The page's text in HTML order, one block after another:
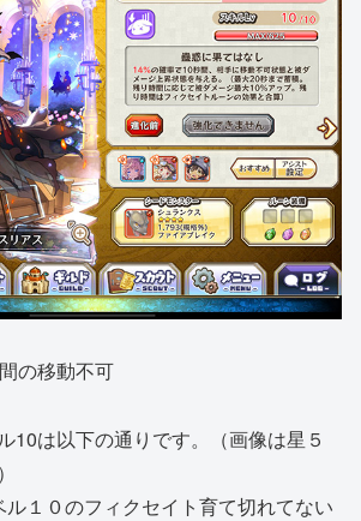
の移動不可
10は以下の通りです。（画像は星５
１０のフィクセイト育て切れてない